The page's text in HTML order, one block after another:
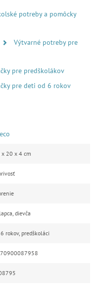
potreby a pomôcky
Výtvarné potreby pre
pre predškolákov
pre deti od 6 rokov
x 20 x 4 cm
dievča
rokov, predškoláci